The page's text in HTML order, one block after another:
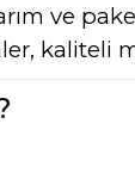
ve
kaliteli